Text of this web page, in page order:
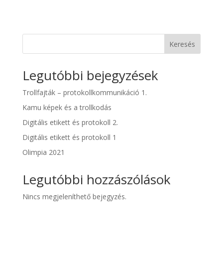
Keresés
Legutóbbi bejegyzések
Trollfajták – protokollkommunikáció 1.
Kamu képek és a trollkodás
Digitális etikett és protokoll 2.
Digitális etikett és protokoll 1
Olimpia 2021
Legutóbbi hozzászólások
Nincs megjeleníthető bejegyzés.